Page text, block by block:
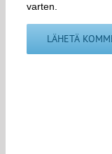
varten.